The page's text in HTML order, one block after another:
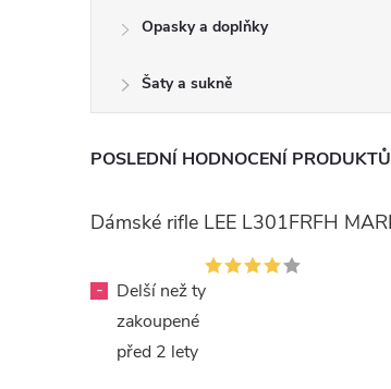
Opasky a doplňky
Šaty a sukně
POSLEDNÍ HODNOCENÍ PRODUKTŮ
-
Delší než ty
zakoupené
před 2 lety